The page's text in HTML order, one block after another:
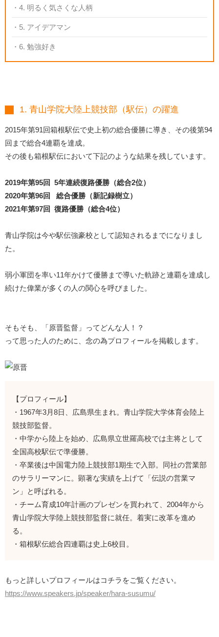
4. 明るく気さくな人柄
5. アイデアマン
6. 勉強好き
1. 青山学院大陸上競技部（駅伝）の躍進
2015年第91回箱根駅伝で史上初の総合優勝に導き、その後第94
回まで総合4連覇を達成。
その後も箱根駅伝において下記のような結果を残しています。
2019年第95回 5年連続復路優勝（総合2位）
2020年第96回 総合優勝（新記録樹立）
2021年第97回 復路優勝（総合4位）
青山学院は今や駅伝強豪校として認知されるまでになりまし
た。
弱小軍団を率い11年かけて優勝まで導いた軌跡と連覇を達成し
続けた偉業が多くの人の関心を呼びました。
そもそも、「原晋監督」ってどんな人！？
って思った人のために、念の為プロフィールを掲載します。
【プロフィール】
・1967年3月8日、広島県生まれ。青山学院大学体育会陸上
競技部監督。
・中学から陸上を始め、広島県立世羅高校では主将として
全国高校駅伝で準優勝。
・卒業後は中国電力陸上競技部1期生で入部。同社の営業部
のサラリーマンに。顕著な実績を上げて「伝説の営業マ
ン」と呼ばれる。
・チーム育成10年計画のプレゼンを買われて、2004年から
青山学院大学陸上競技部監督に就任。着実に改革を進め
る。
・箱根駅伝総合四連覇は史上6校目。
もっと詳しいプロフィールはコチラをご覧ください。
https://www.speakers.jp/speaker/hara-susumu/